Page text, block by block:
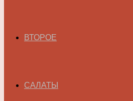
ВТОРОЕ
САЛАТЫ